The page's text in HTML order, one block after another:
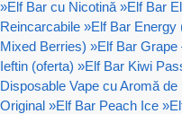
»Elf Bar cu Nicotină »Elf Bar
Reincarcabile »Elf Bar Energy
Mixed Berries) »Elf Bar Grape
Ieftin (oferta) »Elf Bar Kiwi
Disposable Vape cu Aromă de
Original »Elf Bar Peach Ice »